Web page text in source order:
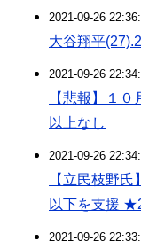
2021-09-26
大谷翔平
2021-09-26
【悲報】１
以上なし
2021-09-26
【立民枝野
以下を支援
2021-09-26